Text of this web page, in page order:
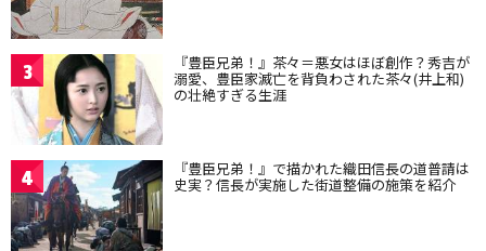
3 『豊臣兄弟！』茶々＝悪女はほぼ創作？秀吉が
溺愛、豊臣家滅亡を背負わされた茶々(井上和)
の壮絶すぎる生涯
4 『豊臣兄弟！』で描かれた織田信長の道普請は
史実？信長が実施した街道整備の施策を紹介